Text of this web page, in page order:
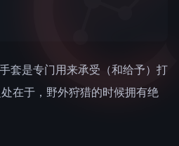
套是专门用来承受（和给予）打
在于，野外狩猎的时候拥有绝